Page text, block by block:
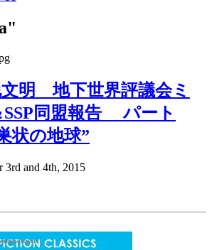
明 地下世界評議会ミ
SSP同盟報告 パート
状の地球”
3rd and 4th, 2015